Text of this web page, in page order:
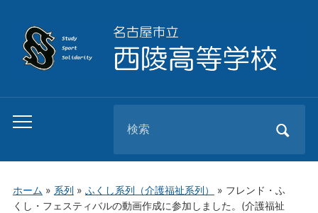
Toggle
menu
for:
ホーム » 系列 » ふくし系列（介護福祉系列） » フレンド・ふ
くし・フェスティバルの動画作成に参加しました。(介護福祉